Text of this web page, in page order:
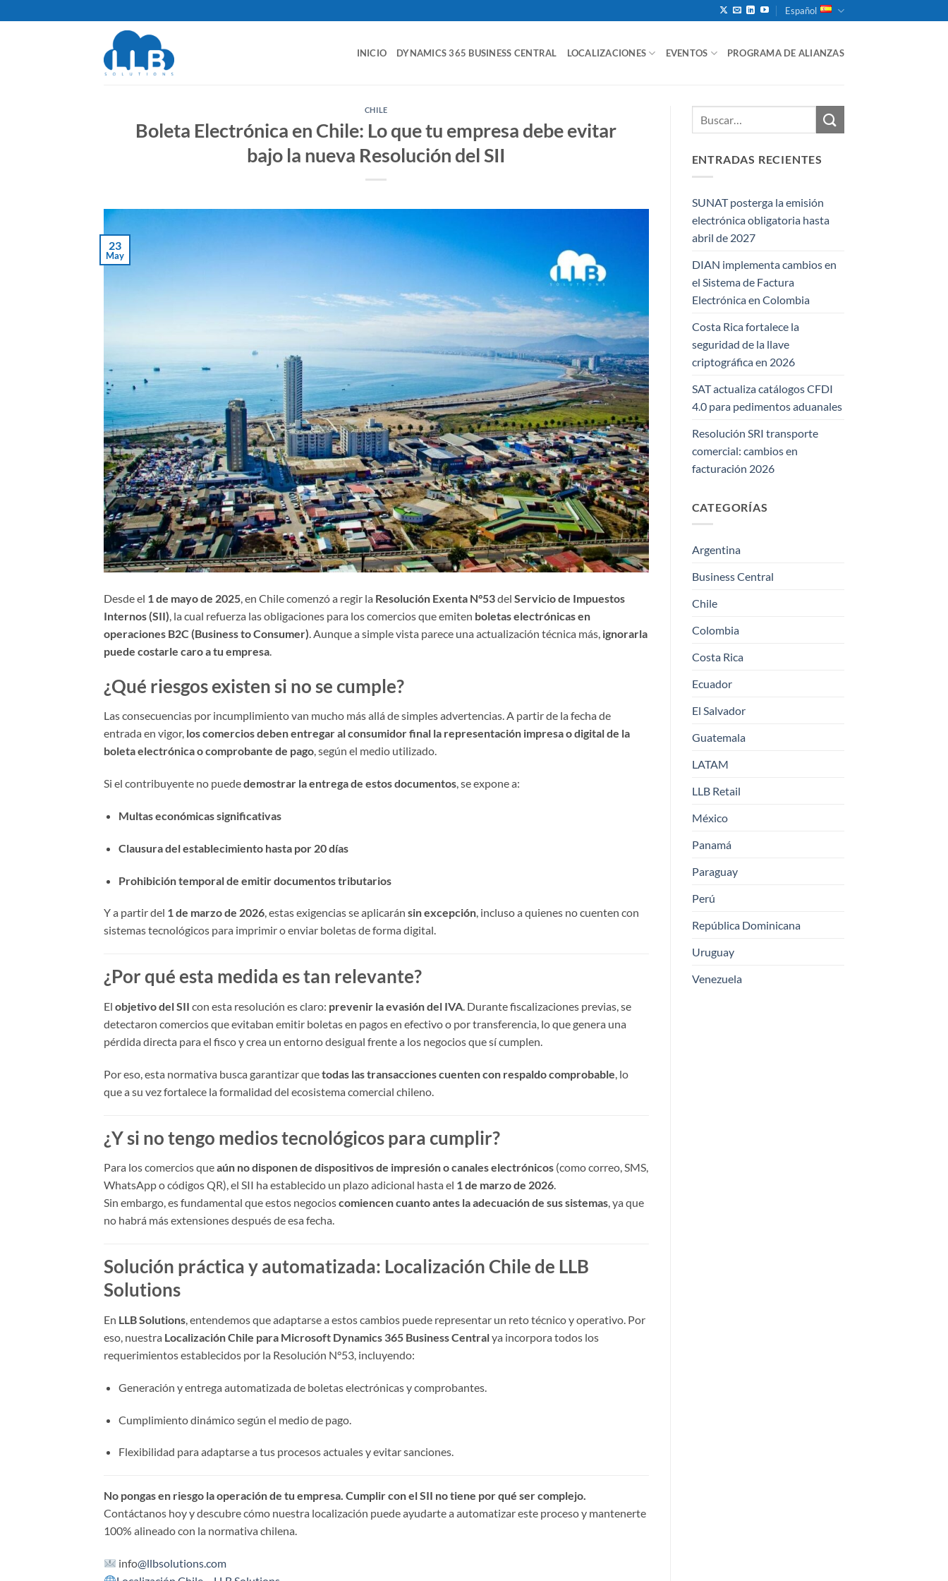
al
Español
INICIO DYNAMICS 365 BUSINESS CENTRAL LOCALIZACIONES EVENTOS PROGRAMA DE ALIANZAS
CHILE
Boleta Electrónica en Chile: Lo que tu empresa debe evitar
bajo la nueva Resolución del SII
23
May
Desde el 1 de mayo de 2025, en Chile comenzó a regir la Resolución Exenta N°53del Servicio de Impuestos
Internos (SII), la cual refuerza las obligaciones para los comercios que emiten boletas electrónicas en
operaciones B2C (Business to Consumer). Aunque a simple vista parece una actualización técnica más, ignorarla
puede costarle caro a tu empresa.
¿Qué riesgos existen si no se cumple?
Las consecuencias por incumplimiento van mucho más allá de simples advertencias. A partir de la fecha de
entrada en vigor, los comercios deben entregar al consumidor final la representación impresa o digital de la
boleta electrónica o comprobante de pago, según el medio utilizado.
Si el contribuyente no puededemostrar la entrega de estos documentos, se expone a:
Multas económicas significativas
Clausura del establecimiento hasta por 20 días
Prohibición temporal de emitir documentos tributarios
Y a partir del 1 de marzo de 2026, estas exigencias se aplicarán sin excepción, incluso a quienes no cuenten con
sistemas tecnológicos para imprimir o enviar boletas de forma digital.
¿Por qué esta medida es tan relevante?
El objetivo del SII con esta resolución es claro: prevenir la evasión del IVA. Durante fiscalizaciones previas, se
detectaron comercios que evitaban emitir boletas en pagos en efectivo o por transferencia, lo que genera una
pérdida directa para el fisco y crea un entorno desigual frente a los negocios que sí cumplen.
Por eso, esta normativa busca garantizar quetodas las transacciones cuenten con respaldo comprobable, lo
que a su vez fortalece la formalidad del ecosistema comercial chileno.
¿Y si no tengo medios tecnológicos para cumplir?
Para los comercios queaún no disponen de dispositivos de impresión o canales electrónicos (como correo, SMS,
WhatsApp o códigos QR), el SII ha establecido un plazo adicional hasta el 1 de marzo de 2026.
Sin embargo, es fundamental que estos negocioscomiencen cuanto antes la adecuación de sus sistemas, ya que
no habrá más extensiones después de esa fecha.
Solución práctica y automatizada: Localización Chile de LLB
Solutions
En LLB Solutions, entendemos que adaptarse a estos cambios puede representar un reto técnico y operativo. Por
eso, nuestra Localización Chile para Microsoft Dynamics 365 Business Centralya incorpora todos los
requerimientos establecidos por la Resolución N°53, incluyendo:
Generación y entrega automatizada de boletas electrónicas y comprobantes.
Cumplimiento dinámico según el medio de pago.
Flexibilidad para adaptarse a tus procesos actuales y evitar sanciones.
No pongas en riesgo la operación de tu empresa. Cumplir con el SII no tiene por qué ser complejo.
Contáctanos hoy y descubre cómo nuestra localización puede ayudarte a automatizar este proceso y mantenerte
100% alineado con la normativa chilena.
info@llbsolutions.com
ENTRADAS RECIENTES
SUNAT posterga la emisión
electrónica obligatoria hasta
abril de 2027
DIAN implementa cambios en
el Sistema de Factura
Electrónica en Colombia
Costa Rica fortalece la
seguridad de la llave
criptográfica en 2026
SAT actualiza catálogos CFDI
4.0 para pedimentos aduanales
Resolución SRI transporte
comercial: cambios en
facturación 2026
CATEGORÍAS
Argentina
Business Central
Chile
Colombia
Costa Rica
Ecuador
El Salvador
Guatemala
LATAM
LLB Retail
México
Panamá
Paraguay
Perú
República Dominicana
Uruguay
Venezuela